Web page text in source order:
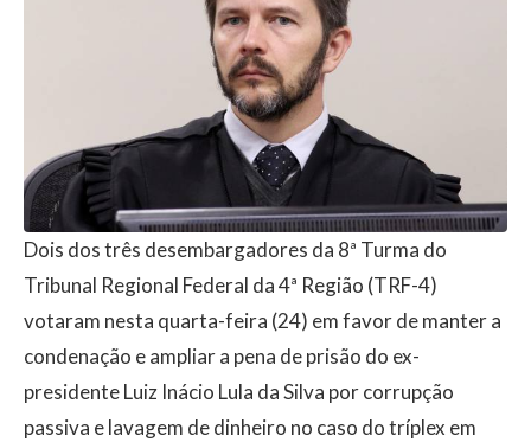
Dois dos três desembargadores da 8ª Turma do
Tribunal Regional Federal da 4ª Região (TRF-4)
votaram nesta quarta-feira (24) em favor de manter a
condenação e ampliar a pena de prisão do ex-
presidente Luiz Inácio Lula da Silva por corrupção
passiva e lavagem de dinheiro no caso do tríplex em